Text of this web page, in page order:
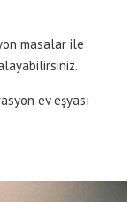
masalar ile
ev eşyası